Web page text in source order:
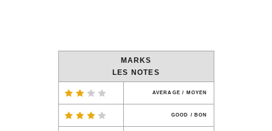
MARKS
LES NOTES
AVERAGE / MOYEN
GOOD / BON